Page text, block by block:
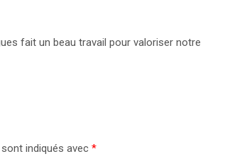
fait un beau travail pour valoriser notre
indiqués avec *